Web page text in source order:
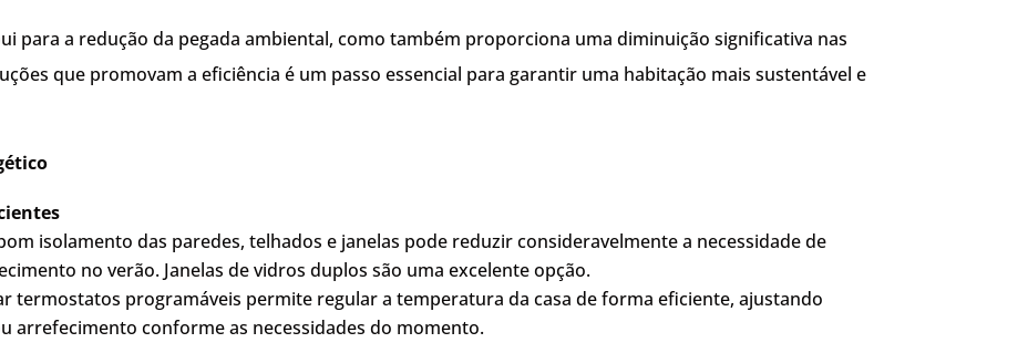
para a redução da pegada ambiental, como também proporciona uma diminuição significativa nas
que promovam a eficiência é um passo essencial para garantir uma habitação mais sustentável e
isolamento das paredes, telhados e janelas pode reduzir consideravelmente a necessidade de
no verão. Janelas de vidros duplos são uma excelente opção.
termostatos programáveis permite regular a temperatura da casa de forma eficiente, ajustando
arrefecimento conforme as necessidades do momento.